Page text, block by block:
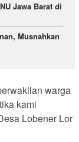
Jawa Barat di
Musnahkan
warga
kami
Lobener Lor